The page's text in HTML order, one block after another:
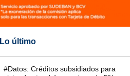
Lo último
#Datos: Créditos subsidiados para